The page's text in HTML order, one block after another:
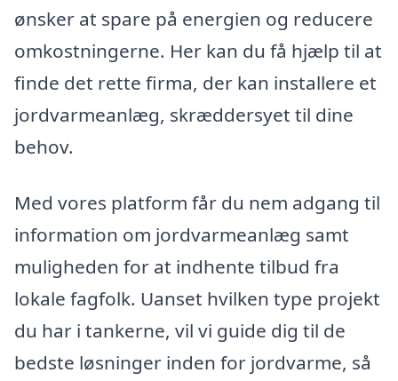
ønsker at spare på energien og reducere
omkostningerne. Her kan du få hjælp til at
finde det rette firma, der kan installere et
jordvarmeanlæg, skræddersyet til dine
behov.
Med vores platform får du nem adgang til
information om jordvarmeanlæg samt
muligheden for at indhente tilbud fra
lokale fagfolk. Uanset hvilken type projekt
du har i tankerne, vil vi guide dig til de
bedste løsninger inden for jordvarme, så